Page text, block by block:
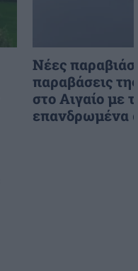
Νέες
παραβάσεις
στο Αιγαίο με
επανδρωμένα